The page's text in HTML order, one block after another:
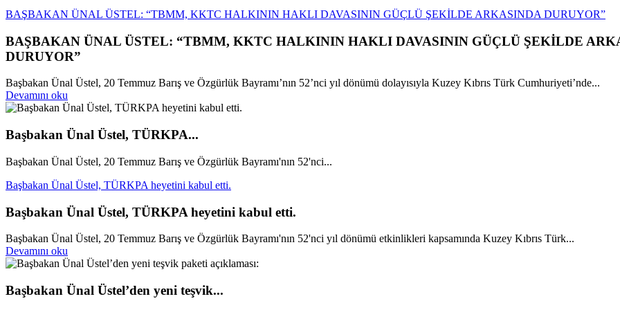
BAŞBAKAN ÜNAL ÜSTEL: “TBMM, KKTC HALKININ HAKLI DAVASININ GÜÇLÜ ŞEKİLDE ARKASINDA DURUYOR”
BAŞBAKAN ÜNAL ÜSTEL: “TBMM, KKTC HALKININ HAKLI DAVASININ GÜÇLÜ ŞEKİLDE
DURUYOR”
Başbakan Ünal Üstel, 20 Temmuz Barış ve Özgürlük Bayramı’nın 52’nci yıl dönümü dolayısıyla Kuzey Kıbrıs Türk Cumhuriyeti’nde...
Devamını oku
Başbakan Ünal Üstel, TÜRKPA...
Başbakan Ünal Üstel, 20 Temmuz Barış ve Özgürlük Bayramı'nın 52'nci...
Başbakan Ünal Üstel, TÜRKPA heyetini kabul etti.
Başbakan Ünal Üstel, TÜRKPA heyetini kabul etti.
Başbakan Ünal Üstel, 20 Temmuz Barış ve Özgürlük Bayramı'nın 52'nci yıl dönümü etkinlikleri kapsamında Kuzey Kıbrıs Türk...
Devamını oku
Başbakan Ünal Üstel’den yeni teşvik...